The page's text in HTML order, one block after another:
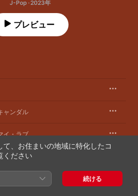
J-Pop · 2023年
プレビュー
ャンダル
イ・ラブ
て、お住まいの地域に特化したコ
ください
続ける